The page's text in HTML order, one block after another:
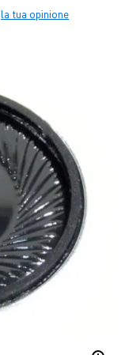
la tua opinione